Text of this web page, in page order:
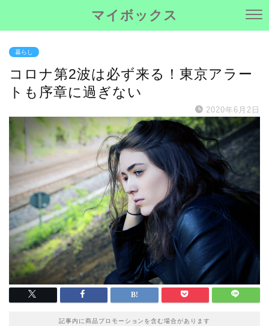
マイボックス
暮らし
コロナ第2波は必ず来る！東京アラー
トも序章に過ぎない
2020年6月2日
記事内に商品プロモーションを含む場合があります